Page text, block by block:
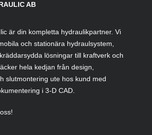
AB
är din kompletta hydraulikpartner. Vi
och stationära hydraulsystem,
lösningar till kraftverk och
hela kedjan från design,
slutmontering ute hos kund med
i 3-D CAD.